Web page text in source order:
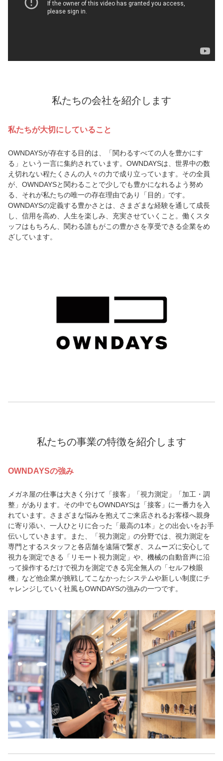
私たちの会社を紹介します
私たちが大切にしていること
OWNDAYSが存在する目的は、「関わるすべての人を豊かにす
る」という一言に集約されています。OWNDAYSは、世界中の数
え切れない程たくさんの人々の力で成り立っています。その全員
が、OWNDAYSと関わることで少しでも豊かになれるよう努め
る、それが私たちの唯一の存在理由であり「目的」です。
OWNDAYSの定義する豊かさとは、さまざまな経験を通して成長
し、信用を高め、人生を楽しみ、充実させていくこと。働くスタ
ッフはもちろん、関わる誰もがこの豊かさを享受できる企業をめ
ざしています。
私たちの事業の特徴を紹介します
OWNDAYSの強み
メガネ屋の仕事は大きく分けて「接客」「視力測定」「加工・調
整」があります。その中でもOWNDAYSは「接客」に一番力を入
れています。さまざまな悩みを抱えてご来店されるお客様へ親身
に寄り添い、一人ひとりに合った「最高の1本」との出会いをお手
伝いしていきます。また、「視力測定」の分野では、視力測定を
専門とするスタッフと各店舗を遠隔で繋ぎ、スムーズに安心して
視力を測定できる「リモート視力測定」や、機械の自動音声に沿
って操作するだけで視力を測定できる完全無人の「セルフ検眼
機」など他企業が挑戦してこなかったシステムや新しい制度にチ
ャレンジしていく社風もOWNDAYSの強みの一つです。